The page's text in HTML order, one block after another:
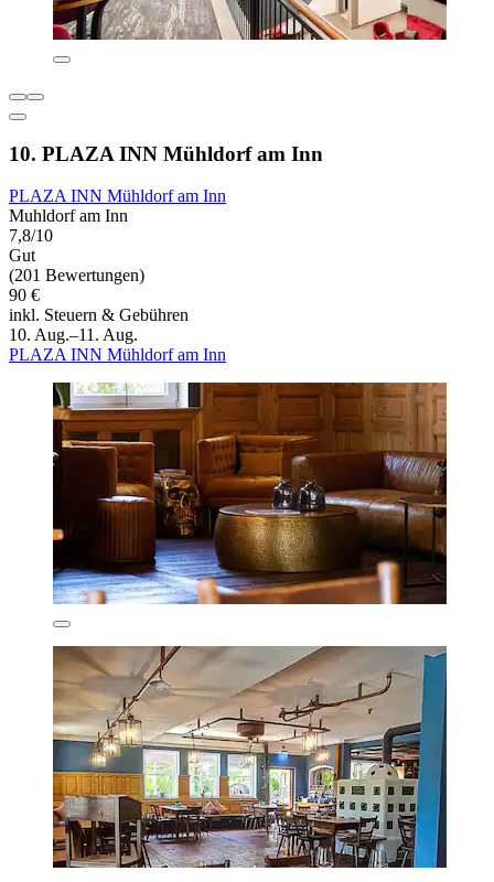
10. PLAZA INN Mühldorf am Inn
PLAZA INN Mühldorf am Inn
Muhldorf am Inn
7,8/10
Gut
(201 Bewertungen)
90 €
inkl. Steuern & Gebühren
10. Aug.–11. Aug.
PLAZA INN Mühldorf am Inn